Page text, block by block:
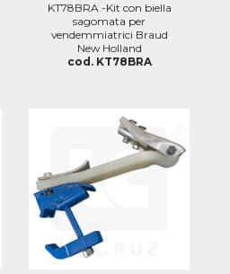
KT78BRA -Kit con biella
sagomata per
vendemmiatrici Braud
New Holland
cod. KT78BRA